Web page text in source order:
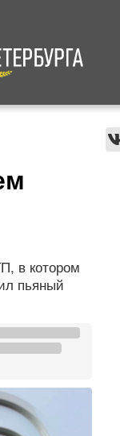
Происшествия
в котором
пьяный